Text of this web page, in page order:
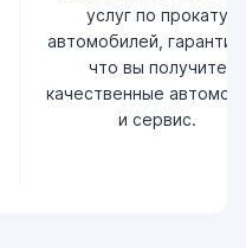
услуг по прокату
автомобилей,
что вы получите
качественные
и сервис.